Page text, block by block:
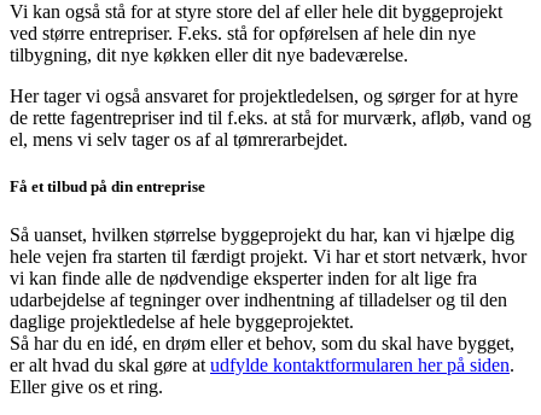
Vi kan også stå for at styre store del af eller hele dit byggeprojekt
ved større entrepriser. F.eks. stå for opførelsen af hele din nye
tilbygning, dit nye køkken eller dit nye badeværelse.
Her tager vi også ansvaret for projektledelsen, og sørger for at hyre
de rette fagentrepriser ind til f.eks. at stå for murværk, afløb, vand og
el, mens vi selv tager os af al tømrerarbejdet.
Få et tilbud på din entreprise
Så uanset, hvilken størrelse byggeprojekt du har, kan vi hjælpe dig
hele vejen fra starten til færdigt projekt. Vi har et stort netværk, hvor
vi kan finde alle de nødvendige eksperter inden for alt lige fra
udarbejdelse af tegninger over indhentning af tilladelser og til den
daglige projektledelse af hele byggeprojektet.
Så har du en idé, en drøm eller et behov, som du skal have bygget,
er alt hvad du skal gøre at udfylde kontaktformularen her på siden.
Eller give os et ring.